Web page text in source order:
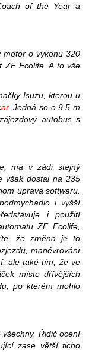
of the Year a
motor o výkonu 320
ZF Ecolife. A to vše
Isuzu, kterou u
Jedná se o 9,5 m
autobus s
má v zádi stejný
však dostal na 235
úprava softwaru.
i vyšší
i použití
ZF Ecolife,
že změna je to
manévrování
ale také tím, že ve
místo dřívějších
po kterém mohlo
Řidič ocení
zase větší ticho